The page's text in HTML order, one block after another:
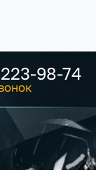
98-74